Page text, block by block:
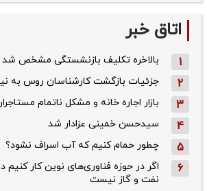
اتاق خبر
1 بالاخره تکلیف بازنشستگی مشخص شد
2 جزئیات بازگشت کارشناسان روس به
3 بازار اجاره خانه و مشکل ناتمام
4 سیدحسن خمینی عزادار شد
5 چطور حمام کنیم که آب اسراف نشود؟
6
اگر در حوزه فناوری‌های نوین کار کنیم
نفت و گاز نیست